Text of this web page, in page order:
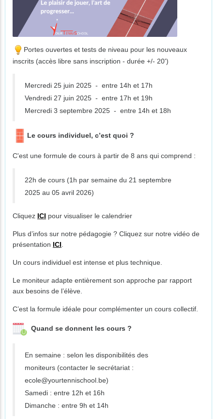
Portes ouvertes et tests de niveau pour les nouveaux
inscrits (accès libre sans inscription - durée +/- 20')
Mercredi 25 juin 2025 - entre 14h et 17h
Vendredi 27 juin 2025 - entre 17h et 19h
Mercredi 3 septembre 2025 - entre 14h et 18h
Le cours individuel, c’est quoi ?
C'est une formule de cours à partir de 8 ans qui comprend :
22h de cours (1h par semaine du 21 septembre
2025 au 05 avril 2026)
Cliquez ICI pour visualiser le calendrier
Plus d’infos sur notre pédagogie ? Cliquez sur notre vidéo de
présentation ICI
Un cours individuel est intense et plus technique.
Le moniteur adapte entièrement son approche par rapport
aux besoins de l’élève.
C’est la formule idéale pour complémenter un cours collectif.
Quand se donnent les cours ?
En semaine : selon les disponibilités des
moniteurs (contacter le secrétariat :
ecole@yourtennischool.be)
Samedi : entre 12h et 16h
Dimanche : entre 9h et 14h